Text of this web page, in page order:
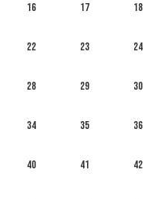
16 17 18
22 23 24
28 29 30
34 35 36
40 41 42